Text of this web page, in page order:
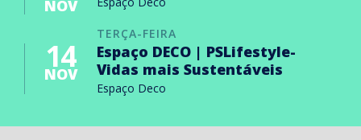
NOV
TERÇA-FEIRA
14
NOV
Espaço DECO | PSLifestyle-
Vidas mais Sustentáveis
Espaço Deco